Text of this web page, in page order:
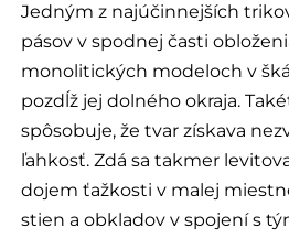
Jedným z najúčinnejších
pásov v spodnej časti
monolitických modeloch v
pozdĺž jej dolného okraja.
spôsobuje, že tvar získava
ľahkosť. Zdá sa takmer
dojem ťažkosti v malej
stien a obkladov v spojení s